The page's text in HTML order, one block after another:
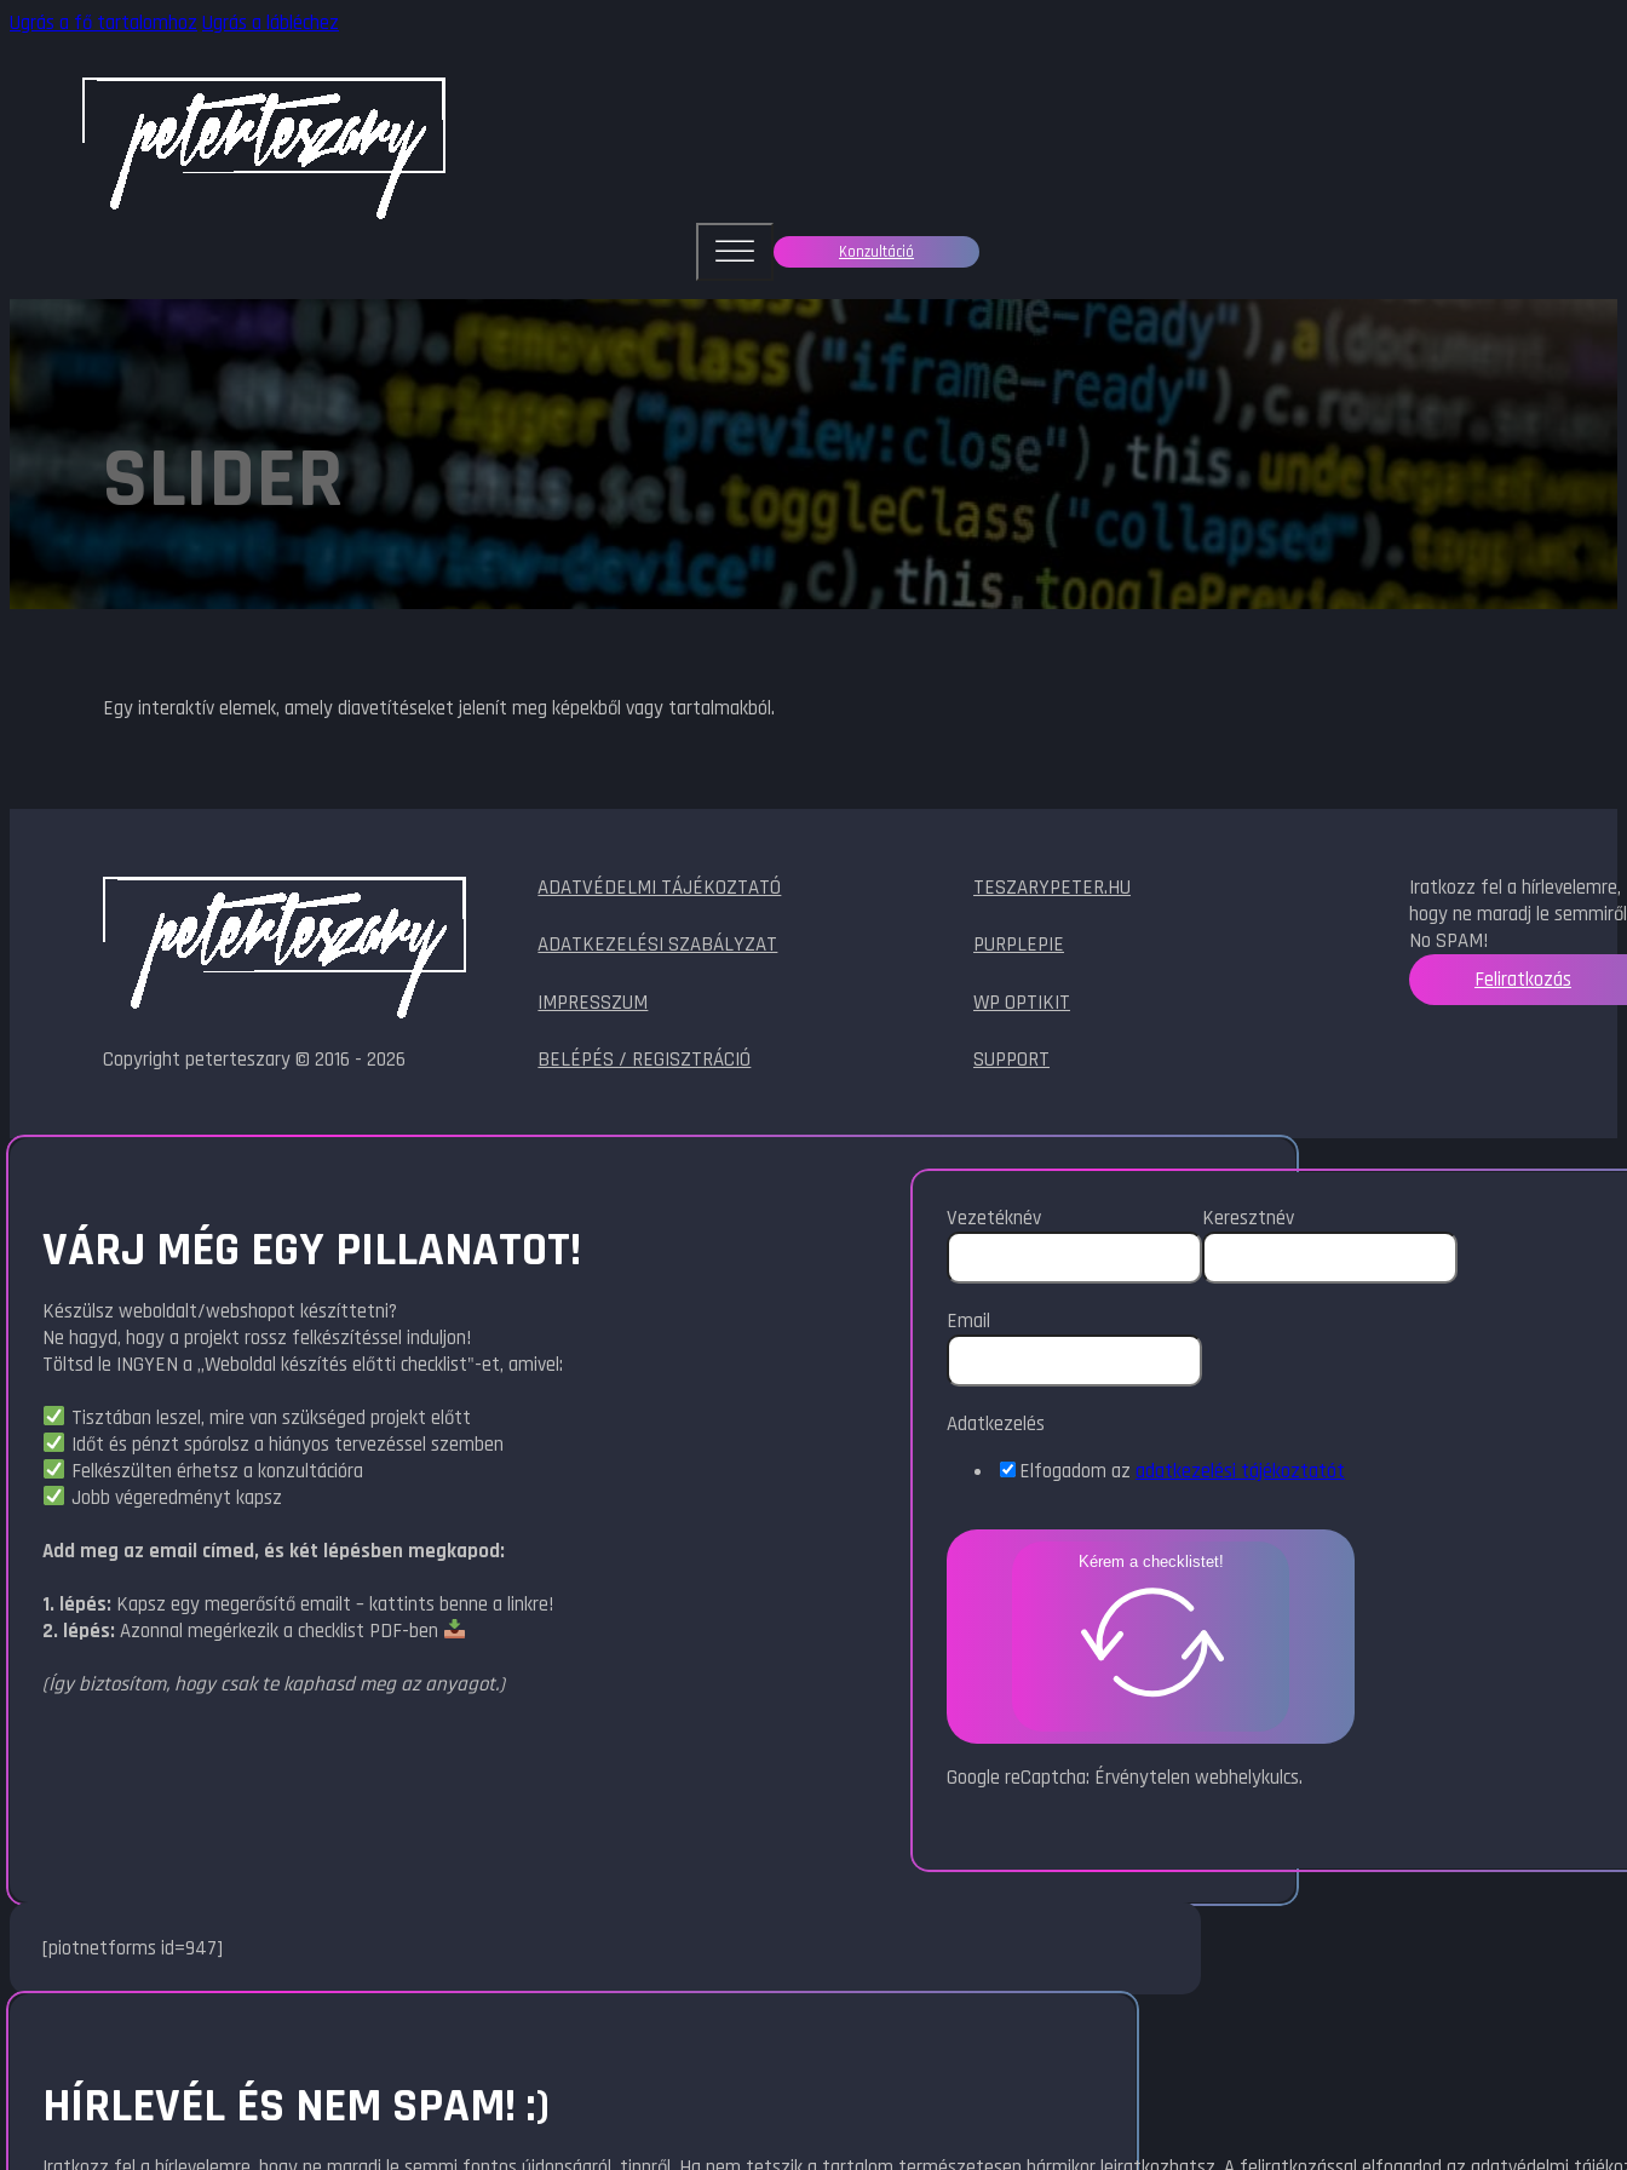
Ugrás a fő tartalomhoz Ugrás a lábléchez
Konzultáció
SLIDER
Egy interaktív elemek, amely diavetítéseket jelenít meg képekből vagy tartalmakból.
Copyright peterteszary © 2016 - 2026
ADATVÉDELMI TÁJÉKOZTATÓ
ADATKEZELÉSI SZABÁLYZAT
IMPRESSZUM
BELÉPÉS / REGISZTRÁCIÓ
TESZARYPETER.HU
PURPLEPIE
WP OPTIKIT
SUPPORT
Iratkozz fel a hírlevelemre,
hogy ne maradj le
No SPAM!
Feliratkozás
VÁRJ MÉG EGY PILLANATOT!
Készülsz weboldalt/webshopot készíttetni?
Ne hagyd, hogy a projekt rossz felkészítéssel induljon!
Töltsd le INGYEN a „Weboldal készítés előtti checklist"-et, amivel:
Tisztában leszel, mire van szükséged projekt előtt
Időt és pénzt spórolsz a hiányos tervezéssel szemben
Felkészülten érhetsz a konzultációra
Jobb végeredményt kapsz
Add meg az email címed, és két lépésben megkapod:
1. lépés: Kapsz egy megerősítő emailt – kattints benne a linkre!
2. lépés: Azonnal megérkezik a checklist PDF-ben
(Így biztosítom, hogy csak te kaphasd meg az anyagot.)
Vezetéknév Keresztnév
Email
Adatkezelés
Elfogadom az adatkezelési tájékoztatót
Kérem a checklistet!
Google reCaptcha: Érvénytelen webhelykulcs.
[piotnetforms id=947]
HÍRLEVÉL ÉS NEM SPAM! :)